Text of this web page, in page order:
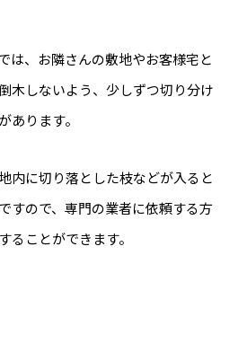
は、お隣さんの敷地やお客様宅と
木しないよう、少しずつ切り分け
あります。
内に切り落とした枝などが入ると
すので、専門の業者に依頼する方
ることができます。